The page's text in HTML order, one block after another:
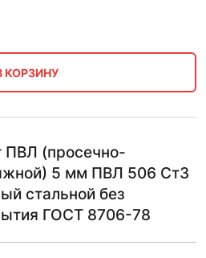
КОРЗИНУ
ПВЛ (просечно-
5 мм ПВЛ 506 Ст3
стальной без
ГОСТ 8706-78